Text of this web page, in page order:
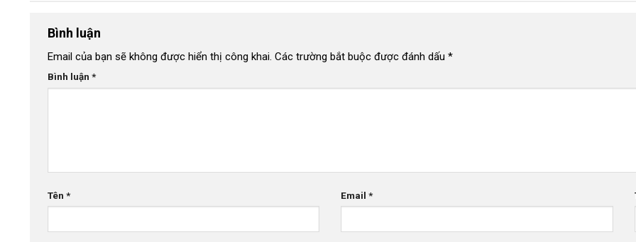
Bình luận
Email của bạn sẽ không được hiển thị công khai. Các trường bắt buộc được đánh dấu *
Bình luận *
Tên * Email*